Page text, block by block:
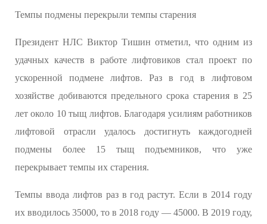
Темпы подмены перекрыли темпы старения
Президент НЛС Виктор Тишин отметил, что одним из
удачных качеств в работе лифтовиков стал проект по
ускоренной подмене лифтов. Раз в год в лифтовом
хозяйстве добиваются предельного срока старения в 25
лет около 10 тыщ лифтов. Благодаря усилиям работников
лифтовой отрасли удалось достигнуть каждогодней
подмены более 15 тыщ подъемников, что уже
перекрывает темпы их старения.
Темпы ввода лифтов раз в год растут. Если в 2014 году
их вводилось 35000, то в 2018 году — 45000. В 2019 году,